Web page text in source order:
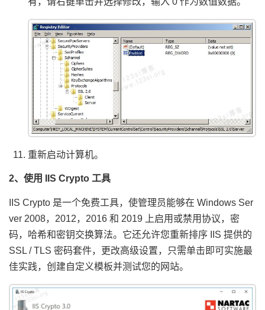
重新启动计算机。
2、使用 IIS Crypto 工具
IIS Crypto 是一个免费工具，使管理员能够在 Windows Ser
ver 2008，2012，2016 和 2019 上启用或禁用协议，密
码，哈希和密钥交换算法。它还允许您重新排序 IIS 提供的
SSL / TLS 密码套件，更改高级设置，只需单击即可实施最
佳实践，创建自定义模板并测试您的网站。